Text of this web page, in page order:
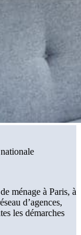
ménage à Paris, à
d’agences,
les démarches